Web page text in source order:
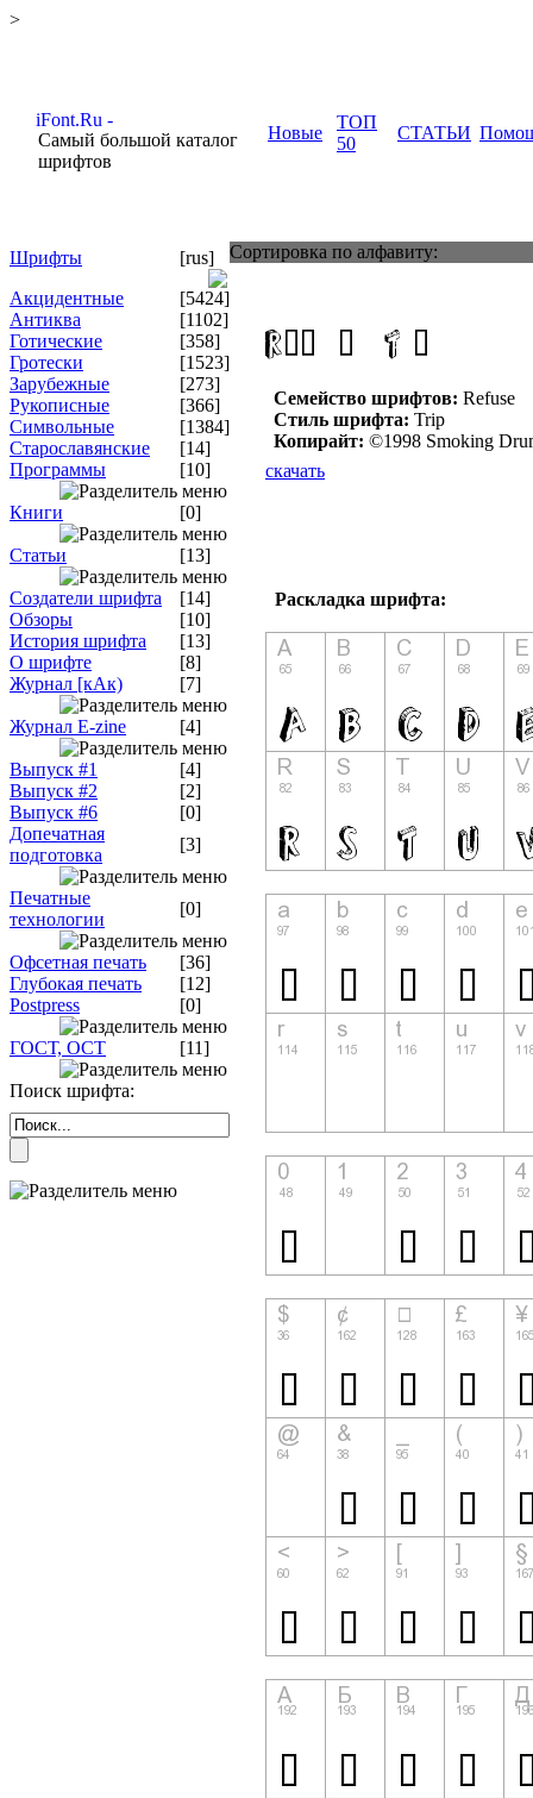
>
Самый большой каталог
шрифтов
Новые
ТОП
50
СТАТЬИ
Шрифты
[rus]
Акцидентные
[5424]
Антиква
[1102]
Готические
[358]
Гротески
[1523]
Зарубежные
[273]
Рукописные
[366]
Символьные
[1384]
Старославянские
[14]
Программы
[10]
Книги [0]
Статьи [13]
Создатели шрифта
[14]
Обзоры
[10]
История шрифта
[13]
О шрифте
[8]
Журнал [кАк)
[7]
Журнал E-zine [4]
Выпуск #1
[4]
Выпуск #2
[2]
Выпуск #6
[0]
Допечатная
подготовка
[3]
Печатные
технологии
[0]
Офсетная печать
[36]
Глубокая печать
[12]
Postpress
[0]
ГОСТ, ОСТ [11]
Поиск шрифта:
Сортировка по алфавиту:
Семейство шрифтов: Refuse
Стиль шрифта: Trip
Копирайт: ©1998 Smoking
скачать
Раскладка шрифта: